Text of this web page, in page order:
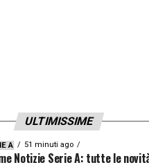
ULTIMISSIME
A 51 minuti ago
Notizie Serie A: tutte le